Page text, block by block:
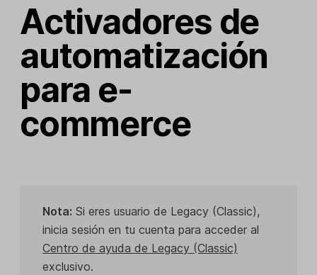
Activadores de
automatización
para e-
commerce
Nota: Si eres usuario de Legacy (Classic),
inicia sesión en tu cuenta para acceder al
Centro de ayuda de Legacy (Classic)
exclusivo.